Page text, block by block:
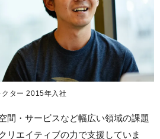
ター 2015年入社
間・サービスなど幅広い領域の課題
リエイティブの力で支援していま